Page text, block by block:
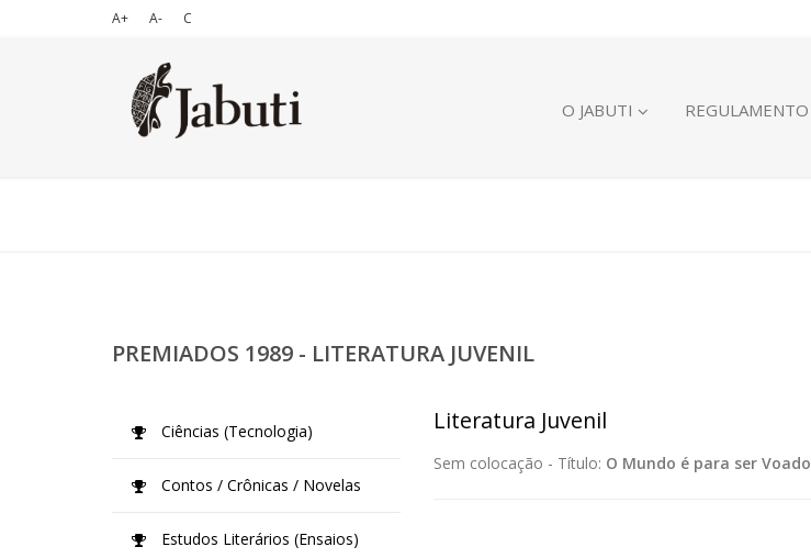
A+ A- C
O JABUTI REGULAMENTO
PREMIADOS 1989 - LITERATURA JUVENIL
Literatura Juvenil
Sem colocação - Título: O Mundo é para ser Voado
Ciências (Tecnologia)
Contos / Crônicas / Novelas
Estudos Literários (Ensaios)